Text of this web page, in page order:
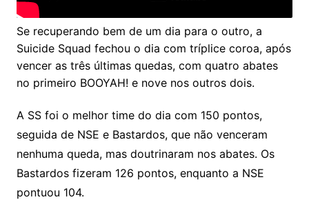
Se recuperando bem de um dia para o outro, a
Suicide Squad fechou o dia com tríplice coroa, após
vencer as três últimas quedas, com quatro abates
no primeiro BOOYAH! e nove nos outros dois.
A SS foi o melhor time do dia com 150 pontos,
seguida de NSE e Bastardos, que não venceram
nenhuma queda, mas doutrinaram nos abates. Os
Bastardos fizeram 126 pontos, enquanto a NSE
pontuou 104.